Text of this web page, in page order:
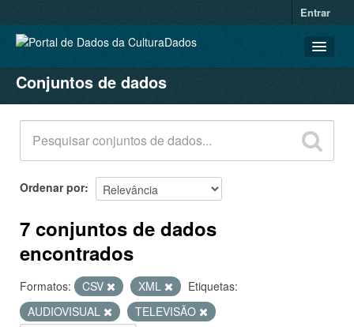
Entrar
CONJUNTOS DE DADOS
ORGANIZAÇÕES
GRUPOS
SOBRE
Conjuntos de dados
Ordenar por
7 conjuntos de dados
encontrados
Formatos: CSV XML
Etiquetas:
AUDIOVISUAL
TELEVISÃO